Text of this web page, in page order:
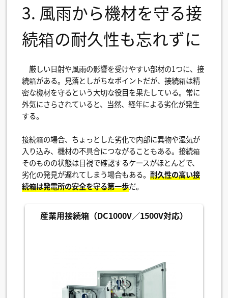
3. 風雨から機材を守る接
続箱の耐久性も忘れずに
厳しい日射や風雨の影響を受けやすい部材の1つに、接
続箱がある。見落としがちなポイントだが、接続箱は精
密な機材を守るという大切な役目を果たしている。常に
外気にさらされていると、当然、経年による劣化が発生
する。
接続箱の場合、ちょっとした劣化で内部に異物や湿気が
入り込み、機材の不具合につながることもある。接続箱
そのものの状態は目視で確認するケースがほとんどで、
劣化の発見が遅れてしまう場合もある。耐久性の高い接
続箱は発電所の安全を守る第一歩だ。
産業用接続箱（DC1000V／1500V対応）